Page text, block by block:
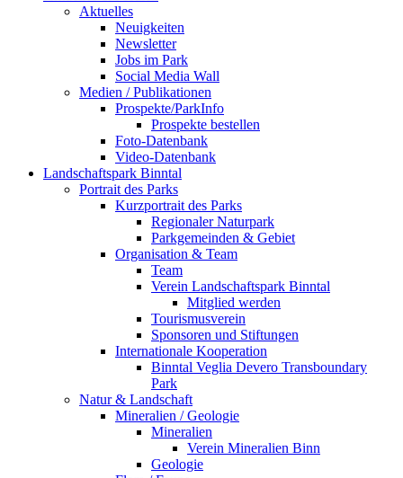
Aktuelles
Neuigkeiten
Newsletter
Jobs im Park
Social Media Wall
Medien / Publikationen
Prospekte/ParkInfo
Prospekte bestellen
Foto-Datenbank
Video-Datenbank
Landschaftspark Binntal
Portrait des Parks
Kurzportrait des Parks
Regionaler Naturpark
Parkgemeinden & Gebiet
Organisation & Team
Team
Verein Landschaftspark Binntal
Mitglied werden
Tourismusverein
Sponsoren und Stiftungen
Internationale Kooperation
Binntal Veglia Devero Transboundary
Park
Natur & Landschaft
Mineralien / Geologie
Mineralien
Verein Mineralien Binn
Geologie